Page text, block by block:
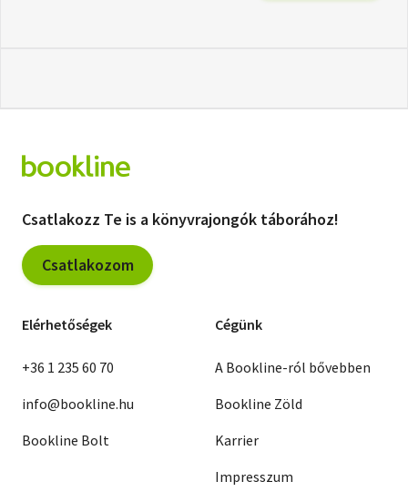
Csatlakozz Te is a könyvrajongók táborához!
Csatlakozom
Elérhetőségek
+36 1 235 60 70
info@bookline.hu
Bookline Bolt
Cégünk
A Bookline-ról bővebben
Bookline Zöld
Karrier
Impresszum